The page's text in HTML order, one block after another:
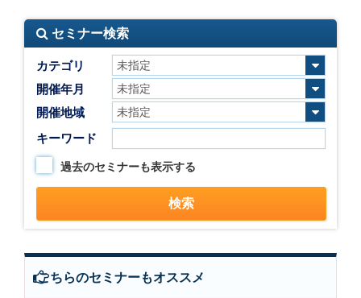
セミナー検索
カテゴリ
開催年月
開催地域
キーワード
過去のセミナーも表示する
こちらのセミナーもオススメ